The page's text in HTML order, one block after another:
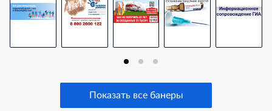
Показать все банеры